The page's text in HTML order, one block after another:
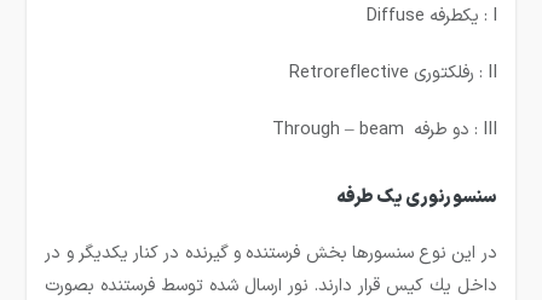
I : یكطرفه Diffuse
II : رفلكتوری Retroreflective
III : دو طرفه Through – beam
سنسورنوری یک طرفه
در این نوع سنسورها بخش فرستنده و گیرنده در كنار یكدیگر و در
داخل یك كیس قرار دارند. نور ارسال شده توسط فرستنده بصورت